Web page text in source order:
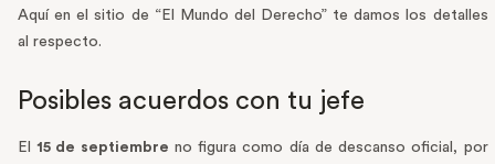
Aquí en el sitio de “El Mundo del Derecho” te damos los detalles
al respecto.
Posibles acuerdos con tu jefe
El15 de septiembre no figura como día de descanso oficial, por